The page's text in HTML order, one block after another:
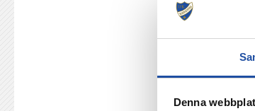
Denna
det vi älskar
det ju”,
För kärleken till
Motivation och